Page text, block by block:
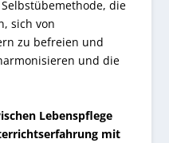
die
sich von
zu befreien und
und die
Lebenspflege
mit